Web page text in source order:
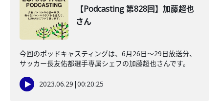
【Podcasting 第828回】加藤超也
さん
今回のポッドキャスティングは、6月26日〜29日放送分、
サッカー長友佑都選手専属シェフの加藤超也さんです。
2023.06.29 |00:20:25